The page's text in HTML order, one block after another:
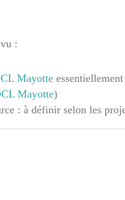
:
Mayotte
Mayotte)
: à définir selon les